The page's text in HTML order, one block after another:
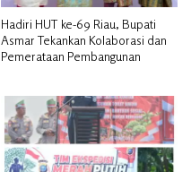
Hadiri HUT ke-69 Riau, Bupati
Asmar Tekankan Kolaborasi dan
Pemerataan Pembangunan